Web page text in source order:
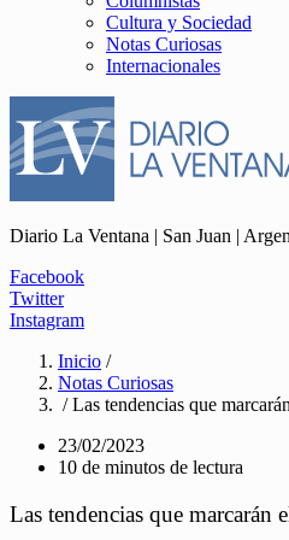
Cultura y Sociedad
Notas Curiosas
Internacionales
Diario La Ventana | San Juan |
Facebook
Twitter
Instagram
Inicio /
Notas Curiosas
/ Las tendencias que
23/02/2023
10 de minutos de lectura
Las tendencias que